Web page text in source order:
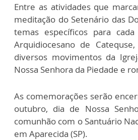
Entre as atividades que
meditação do Setenário das
temas específicos para
Arquidiocesano de
diversos movimentos da
Nossa Senhora da Piedade e
As comemorações serão
outubro, dia de Nossa
comunhão com o Santuário
em Aparecida (SP).